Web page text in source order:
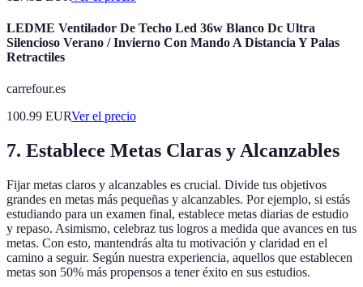
LEDME Ventilador De Techo Led 36w Blanco Dc Ultra
Silencioso Verano / Invierno Con Mando A Distancia Y Palas
Retractiles
carrefour.es
100.99 EURVer el precio
7. Establece Metas Claras y Alcanzables
Fijar metas claros y alcanzables es crucial. Divide tus objetivos
grandes en metas más pequeñas y alcanzables. Por ejemplo, si estás
estudiando para un examen final, establece metas diarias de estudio
y repaso. Asimismo, celebraz tus logros a medida que avances en tus
metas. Con esto, mantendrás alta tu motivación y claridad en el
camino a seguir. Según nuestra experiencia, aquellos que establecen
metas son 50% más propensos a tener éxito en sus estudios.